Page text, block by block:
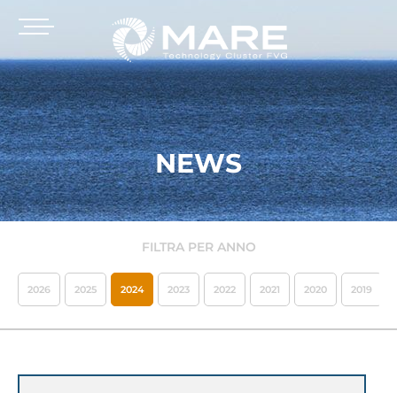
NEWS
FILTRA PER ANNO
2026 2025 2024 2023 2022 2021 2020 2019